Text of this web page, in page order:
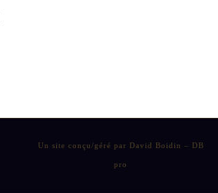
Un site conçu/géré par David Boidin – DB
pro